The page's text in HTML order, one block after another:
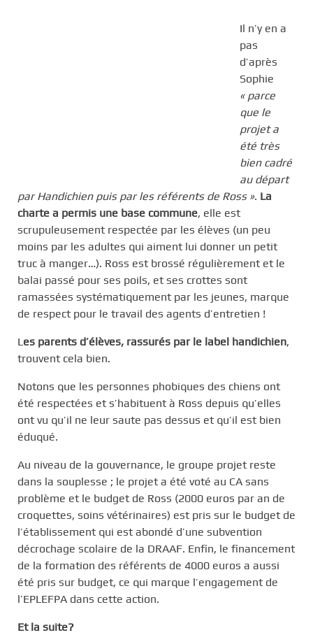
Il n’y en a
pas
d’après
Sophie
« parce
que le
projet a
été très
bien cadré
au départ
par Handichien puis par les référents de Ross ». La
charte a permis une base commune, elle est
scrupuleusement respectée par les élèves (un peu
moins par les adultes qui aiment lui donner un petit
truc à manger…). Ross est brossé régulièrement et le
balai passé pour ses poils, et ses crottes sont
ramassées systématiquement par les jeunes, marque
de respect pour le travail des agents d’entretien !
Les parents d’élèves, rassurés par le label handichien,
trouvent cela bien.
Notons que les personnes phobiques des chiens ont
été respectées et s’habituent à Ross depuis qu’elles
ont vu qu’il ne leur saute pas dessus et qu’il est bien
éduqué.
Au niveau de la gouvernance, le groupe projet reste
dans la souplesse ; le projet a été voté au CA sans
problème et le budget de Ross (2000 euros par an de
croquettes, soins vétérinaires) est pris sur le budget de
l’établissement qui est abondé d’une subvention
décrochage scolaire de la DRAAF. Enfin, le financement
de la formation des référents de 4000 euros a aussi
été pris sur budget, ce qui marque l’engagement de
l’EPLEFPA dans cette action.
Et la suite?